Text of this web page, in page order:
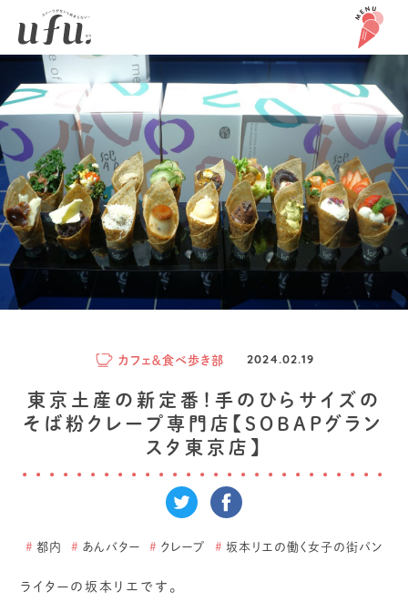
カフェ＆食べ歩き部 2024.02.19
東京土産の新定番！手のひらサイズの
そば粉クレープ専門店【SOBAPグラン
スタ東京店】
# 都内 # あんバター # クレープ # 坂本リエの働く女子の街パン
ライターの坂本リエです。